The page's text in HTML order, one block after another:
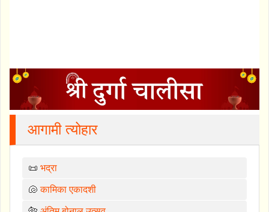
आगामी त्योहार
📜 भद्रा
🐚कामिका एकादशी